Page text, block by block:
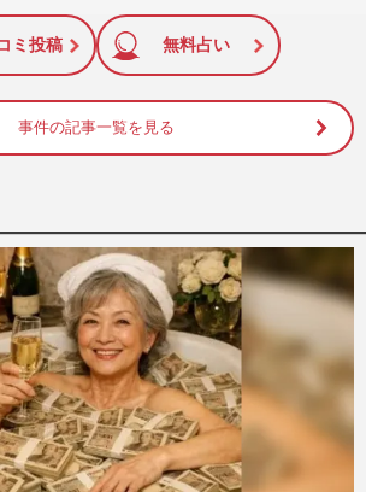
の記事を、WEB向けにリライトして配信
に追加
ミ投稿 無料占い
事件の記事一覧を見る